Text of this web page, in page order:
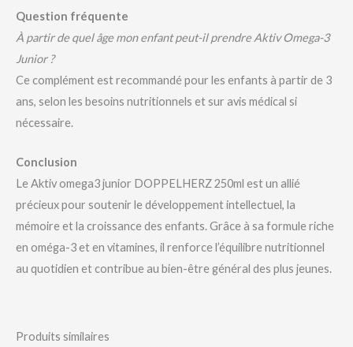
Question fréquente
À partir de quel âge mon enfant peut-il prendre Aktiv Omega-3
Junior ?
Ce complément est recommandé pour les enfants à partir de 3
ans, selon les besoins nutritionnels et sur avis médical si
nécessaire.
Conclusion
Le Aktiv omega3 junior DOPPELHERZ 250ml est un allié
précieux pour soutenir le développement intellectuel, la
mémoire et la croissance des enfants. Grâce à sa formule riche
en oméga-3 et en vitamines, il renforce l’équilibre nutritionnel
au quotidien et contribue au bien-être général des plus jeunes.
Produits similaires